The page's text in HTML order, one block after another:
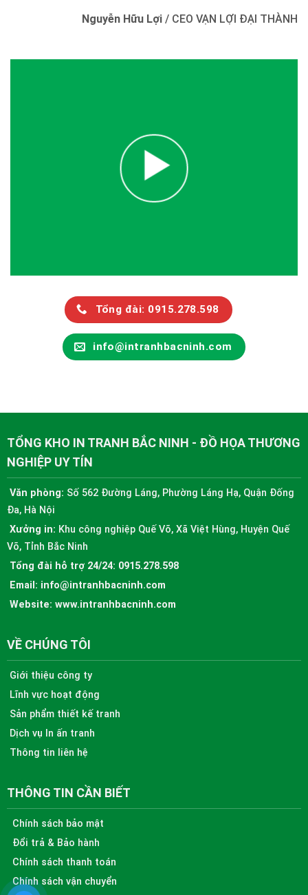
Nguyễn Hữu Lợi / CEO VẠN LỢI ĐẠI THÀNH
Tổng đài: 0915.278.598
info@intranhbacninh.com
TỔNG KHO IN TRANH BẮC NINH - ĐỒ HỌA THƯƠNG
NGHIỆP UY TÍN
Văn phòng: Số 562 Đường Láng, Phường Láng Hạ, Quận Đống
Đa, Hà Nội
Xưởng in: Khu công nghiệp Quế Võ, Xã Việt Hùng, Huyện Quế
Võ, Tỉnh Bắc Ninh
Tổng đài hỗ trợ 24/24: 0915.278.598
Email: info@intranhbacninh.com
Website: www.intranhbacninh.com
VỀ CHÚNG TÔI
Giới thiệu công ty
Lĩnh vực hoạt động
Sản phẩm thiết kế tranh
Dịch vụ In ấn tranh
Thông tin liên hệ
THÔNG TIN CẦN BIẾT
Chính sách bảo mật
Đổi trả & Bảo hành
Chính sách thanh toán
Chính sách vận chuyển